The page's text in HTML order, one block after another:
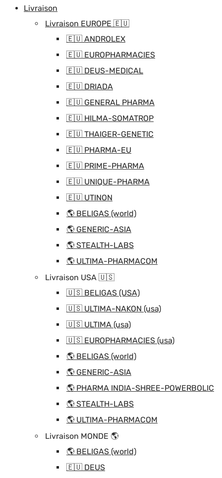
Livraison
Livraison EUROPE 🇪🇺
🇪🇺 ANDROLEX
🇪🇺 EUROPHARMACIES
🇪🇺 DEUS-MEDICAL
🇪🇺 DRIADA
🇪🇺 GENERAL PHARMA
🇪🇺 HILMA-SOMATROP
🇪🇺 THAIGER-GENETIC
🇪🇺 PHARMA-EU
🇪🇺 PRIME-PHARMA
🇪🇺 UNIQUE-PHARMA
🇪🇺 UTINON
🌎 BELIGAS (world)
🌎 GENERIC-ASIA
🌎 STEALTH-LABS
🌎 ULTIMA-PHARMACOM
Livraison USA 🇺🇸
🇺🇸 BELIGAS (USA)
🇺🇸 ULTIMA-NAKON (usa)
🇺🇸 ULTIMA (usa)
🇺🇸 EUROPHARMACIES (usa)
🌎 BELIGAS (world)
🌎 GENERIC-ASIA
🌎 PHARMA INDIA-SHREE-POWERBOLIC
🌎 STEALTH-LABS
🌎 ULTIMA-PHARMACOM
Livraison MONDE 🌎
🌎 BELIGAS (world)
🇪🇺 DEUS